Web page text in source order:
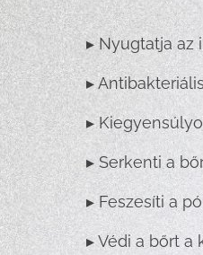
▸ Nyugtatja az
▸
▸
▸ Serkenti a
▸ Feszesíti a
▸ Védi a bőrt a